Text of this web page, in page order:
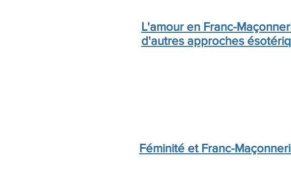
L'amour en Franc-
d'autres approches
Féminité et Franc-